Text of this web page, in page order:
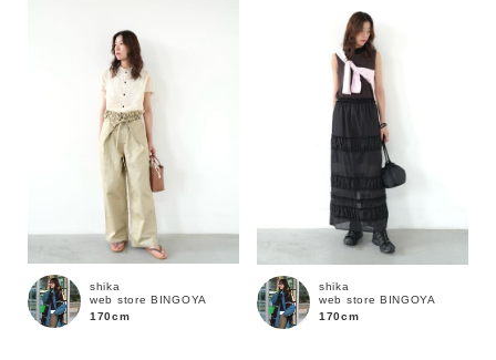
KIDS
ブランド
shika
web store BINGOYA
170cm
shika
web store BINGOYA
170cm